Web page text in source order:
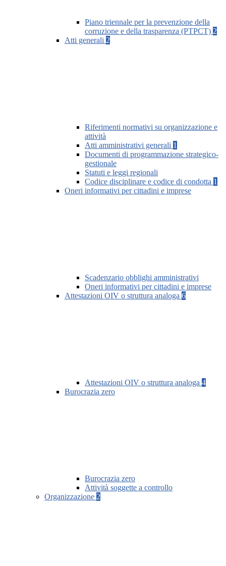
Piano triennale per la prevenzione della
corruzione e della trasparenza (PTPCT) 2
Atti generali 2
Riferimenti normativi su organizzazione e
attività
Atti amministrativi generali 1
Documenti di programmazione strategico-
gestionale
Statuti e leggi regionali
Codice disciplinare e codice di condotta 1
Oneri informativi per cittadini e imprese
Scadenzario obblighi amministrativi
Oneri informativi per cittadini e imprese
Attestazioni OIV o struttura analoga 6
Attestazioni OIV o struttura analoga 4
Burocrazia zero
Burocrazia zero
Attività soggette a controllo
Organizzazione 2